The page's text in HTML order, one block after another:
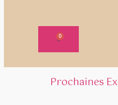
Prochaines